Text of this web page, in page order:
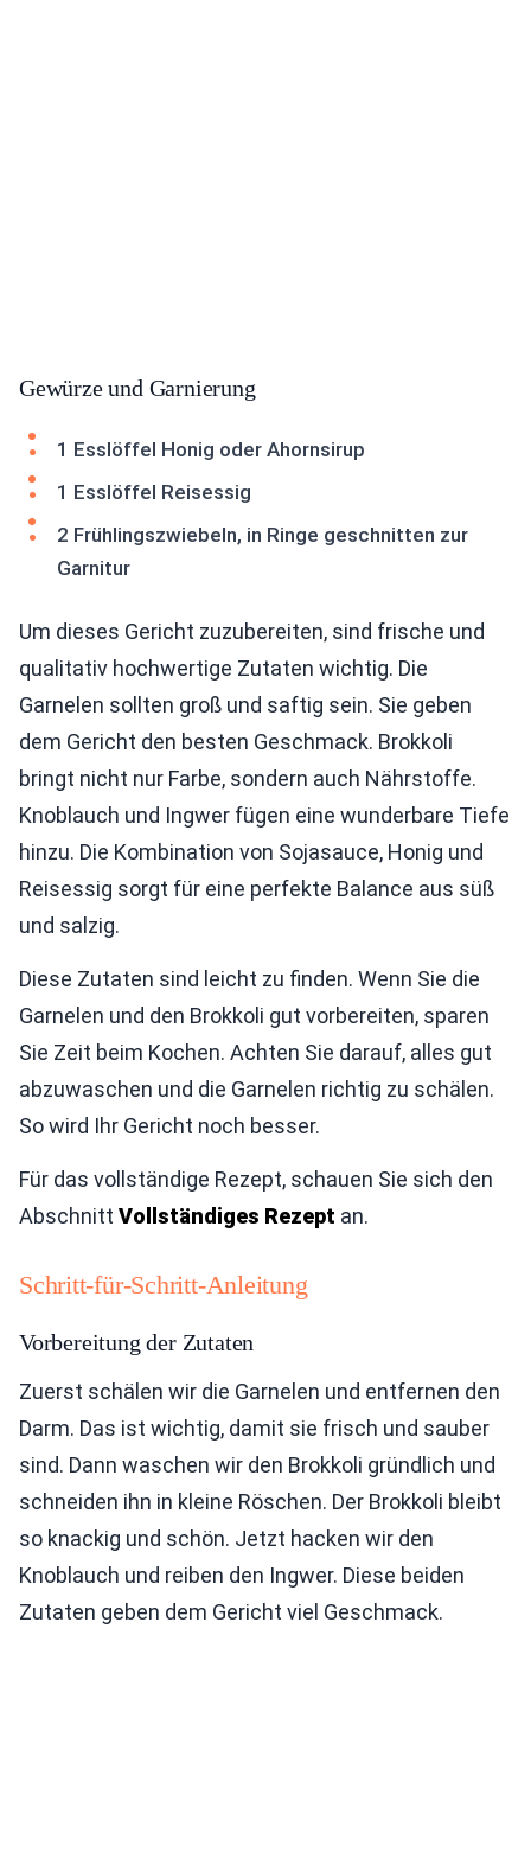
Gewürze und Garnierung
1 Esslöffel Honig oder Ahornsirup
1 Esslöffel Reisessig
2 Frühlingszwiebeln, in Ringe geschnitten zur
Garnitur
Um dieses Gericht zuzubereiten, sind frische und
qualitativ hochwertige Zutaten wichtig. Die
Garnelen sollten groß und saftig sein. Sie geben
dem Gericht den besten Geschmack. Brokkoli
bringt nicht nur Farbe, sondern auch Nährstoffe.
Knoblauch und Ingwer fügen eine wunderbare Tiefe
hinzu. Die Kombination von Sojasauce, Honig und
Reisessig sorgt für eine perfekte Balance aus süß
und salzig.
Diese Zutaten sind leicht zu finden. Wenn Sie die
Garnelen und den Brokkoli gut vorbereiten, sparen
Sie Zeit beim Kochen. Achten Sie darauf, alles gut
abzuwaschen und die Garnelen richtig zu schälen.
So wird Ihr Gericht noch besser.
Für das vollständige Rezept, schauen Sie sich den
Abschnitt Vollständiges Rezept an.
Schritt-für-Schritt-Anleitung
Vorbereitung der Zutaten
Zuerst schälen wir die Garnelen und entfernen den
Darm. Das ist wichtig, damit sie frisch und sauber
sind. Dann waschen wir den Brokkoli gründlich und
schneiden ihn in kleine Röschen. Der Brokkoli bleibt
so knackig und schön. Jetzt hacken wir den
Knoblauch und reiben den Ingwer. Diese beiden
Zutaten geben dem Gericht viel Geschmack.